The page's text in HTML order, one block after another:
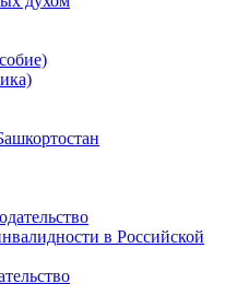
в Российской